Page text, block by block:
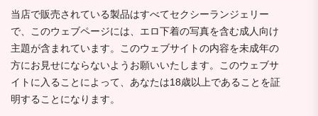
当店で販売されている製品はすべてセクシーランジェリー
で、このウェブページには、エロ下着の写真を含む成人向け
主題が含まれています。このウェブサイトの内容を未成年の
方にお見せにならないようお願いいたします。このウェブサ
イトに入ることによって、あなたは18歳以上であることを証
明することになります。